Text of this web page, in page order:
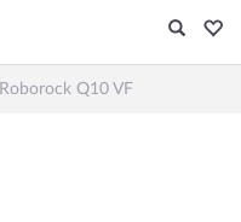
Roborock Q10 VF